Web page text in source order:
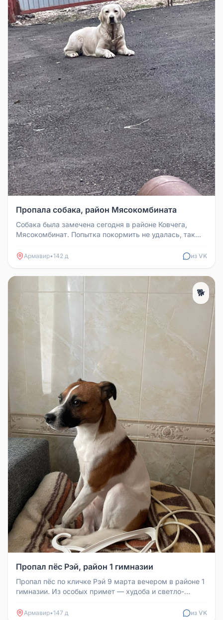
Пропала собака, район Мясокомбината
Собака была замечена сегодня в районе Ковчега,
Мясокомбинат. Попытка покормить не удалась, так
Армавир•142 д из VK
🐕
Пропал пёс Рэй, район 1 гимназии
Пропал пёс по кличке Рэй 9 марта вечером в районе 1
гимназии. Из особых примет — худоба и светло-
Армавир•147 д из VK